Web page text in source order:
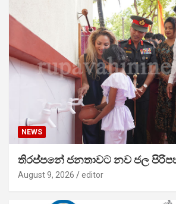
NEWS
තිරප්පනේ ජනතාවට නව ජල
August 9, 2026 editor